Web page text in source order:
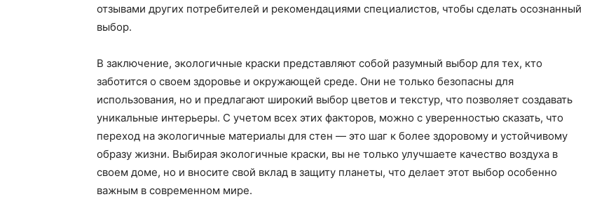
отзывами других потребителей и рекомендациями специалистов, чтобы сделать осознанный
выбор.
В заключение, экологичные краски представляют собой разумный выбор для тех, кто
заботится о своем здоровье и окружающей среде. Они не только безопасны для
использования, но и предлагают широкий выбор цветов и текстур, что позволяет создавать
уникальные интерьеры. С учетом всех этих факторов, можно с уверенностью сказать, что
переход на экологичные материалы для стен — это шаг к более здоровому и устойчивому
образу жизни. Выбирая экологичные краски, вы не только улучшаете качество воздуха в
своем доме, но и вносите свой вклад в защиту планеты, что делает этот выбор особенно
важным в современном мире.